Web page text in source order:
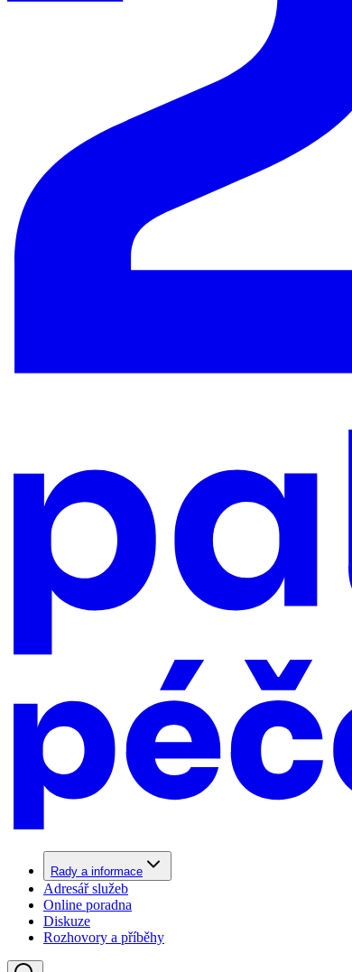
Rady a informace
Adresář služeb
Online poradna
Diskuze
Rozhovory a příběhy